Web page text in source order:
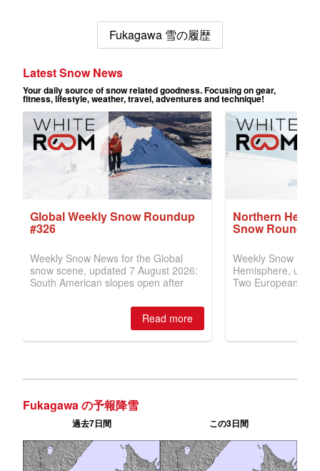
Fukagawa 雪の履歴
Fukagawa の予報降雪
過去7日間 この3日間